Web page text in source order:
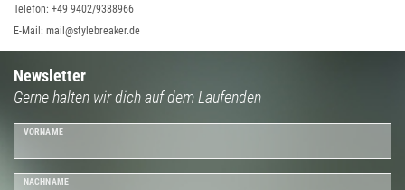
Telefon: +49 9402/9388966
E-Mail: mail@stylebreaker.de
Newsletter
Gerne halten wir dich auf dem Laufenden
VORNAME
NACHNAME